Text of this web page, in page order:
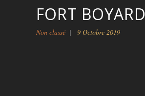
FORT BOYARD
Non classé 9 Octobre 2019